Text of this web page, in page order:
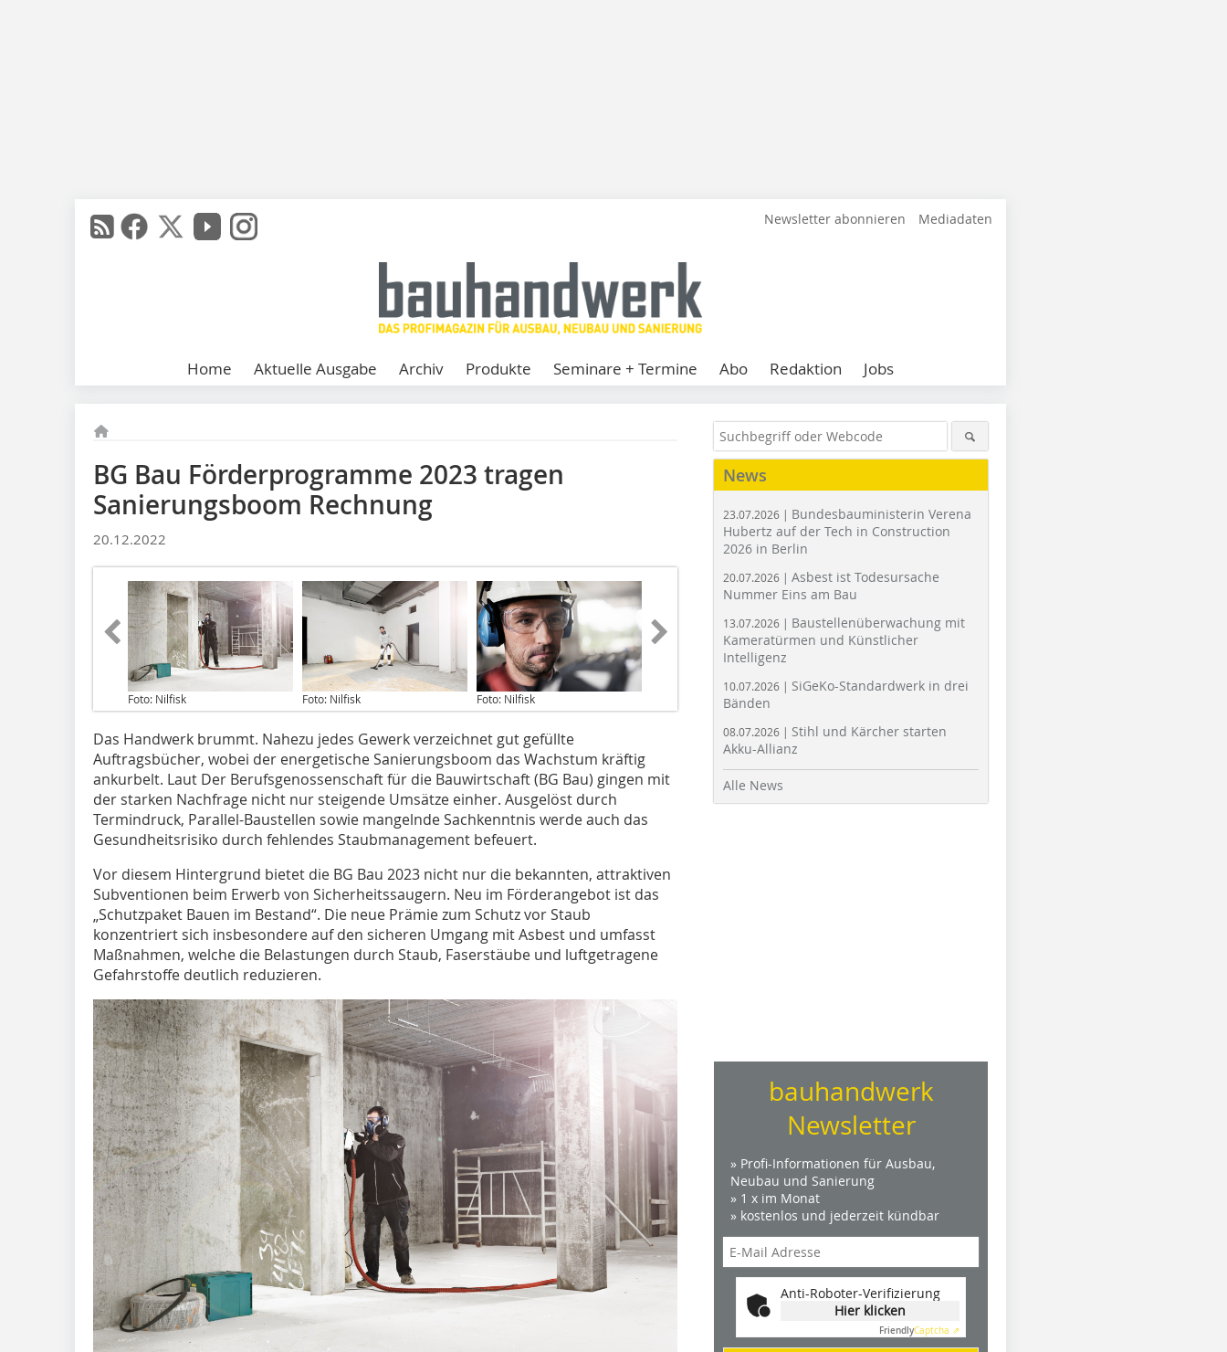
Newsletter abonnieren Mediadaten
Home Aktuelle Ausgabe Archiv Produkte Seminare + Termine Abo Redaktion Jobs
BG Bau Förderprogramme 2023 tragen
Sanierungsboom Rechnung
20.12.2022
Foto: Nilfisk Foto: Nilfisk Foto: Nilfisk
Das Handwerk brummt. Nahezu jedes Gewerk verzeichnet gut gefüllte
Auftragsbücher, wobei der energetische Sanierungsboom das Wachstum kräftig
ankurbelt. Laut Der Berufsgenossenschaft für die Bauwirtschaft (BG Bau) gingen mit
der starken Nachfrage nicht nur steigende Umsätze einher. Ausgelöst durch
Termindruck, Parallel-Baustellen sowie mangelnde Sachkenntnis werde auch das
Gesundheitsrisiko durch fehlendes Staubmanagement befeuert.
Vor diesem Hintergrund bietet die BG Bau 2023 nicht nur die bekannten, attraktiven
Subventionen beim Erwerb von Sicherheitssaugern. Neu im Förderangebot ist das
„Schutzpaket Bauen im Bestand“. Die neue Prämie zum Schutz vor Staub
konzentriert sich insbesondere auf den sicheren Umgang mit Asbest und umfasst
Maßnahmen, welche die Belastungen durch Staub, Faserstäube und luftgetragene
Gefahrstoffe deutlich reduzieren.
News
23.07.2026 | Bundesbauministerin Verena
Hubertz auf der Tech in Construction
2026 in Berlin
20.07.2026 | Asbest ist Todesursache
Nummer Eins am Bau
13.07.2026 | Baustellenüberwachung mit
Kameratürmen und Künstlicher
Intelligenz
10.07.2026 | SiGeKo-Standardwerk in drei
Bänden
08.07.2026 | Stihl und Kärcher starten
Akku-Allianz
Alle News
bauhandwerk
Newsletter
» Profi-Informationen für Ausbau,
Neubau und Sanierung
» 1 x im Monat
» kostenlos und jederzeit kündbar
Anti-Roboter-Verifizierung
Hier klicken
FriendlyCaptcha ⇗